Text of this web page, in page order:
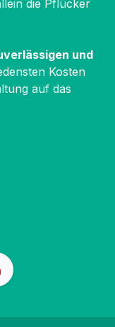
die Pflücker
und
Kosten
auf das